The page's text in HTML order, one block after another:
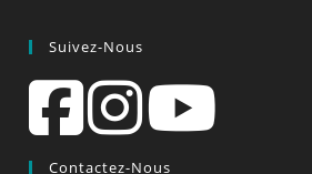
Suivez-Nous
Contactez-Nous